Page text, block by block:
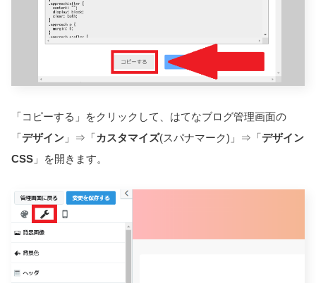
「コピーする」をクリックして、はてなブログ管理画面の
「デザイン 」⇒「カスタマイズ(スパナマーク)」⇒「デザイン
CSS 」を開きます。